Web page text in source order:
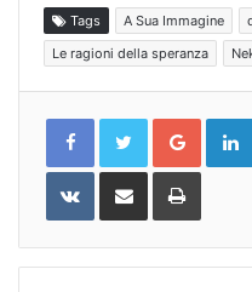
Tags A Sua Immagine
Le ragioni della speranza
VKontakteShare
Email
Print